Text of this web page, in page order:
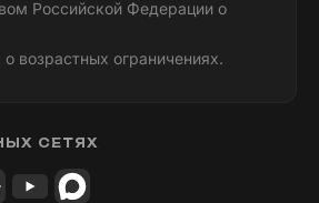
Российской Федерации о
возрастных ограничениях.
СЕТЯХ